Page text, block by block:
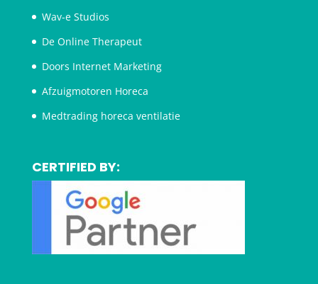
Wav-e Studios
De Online Therapeut
Doors Internet Marketing
Afzuigmotoren Horeca
Medtrading horeca ventilatie
CERTIFIED BY: